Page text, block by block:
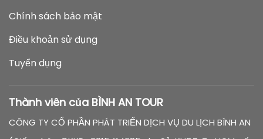
Chính sách bảo mật
Điều khoản sử dụng
Tuyển dụng
Thành viên của BÌNH AN TOUR
CÔNG TY CỔ PHẦN PHÁT TRIỂN DỊCH VỤ DU LỊCH BÌNH AN